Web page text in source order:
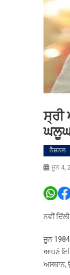
ਸ੍ਰੀ
ਨੈਸ਼ਨਲ
ਜੂਨ 4,
ਨਵੀਂ
ਜੂਨ
ਆਪਣੇ
ਅਸਥਾਨ,